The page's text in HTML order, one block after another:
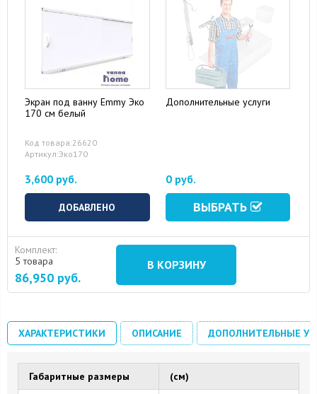
Экран под ванну Emmy Эко
170 см белый
Код товара:26620
Артикул:Эко170
3,600 руб.
ДОБАВЛЕНО
Дополнительные услуги
0 руб.
ВЫБРАТЬ
Комплект:
5 товара
86,950 руб.
В КОРЗИНУ
ХАРАКТЕРИСТИКИ ОПИСАНИЕ ДОПОЛНИТЕЛЬНЫЕ
Габаритные размеры (см)